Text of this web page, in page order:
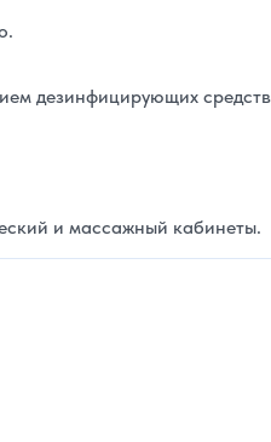
дезинфицирующих
и массажный кабинеты.